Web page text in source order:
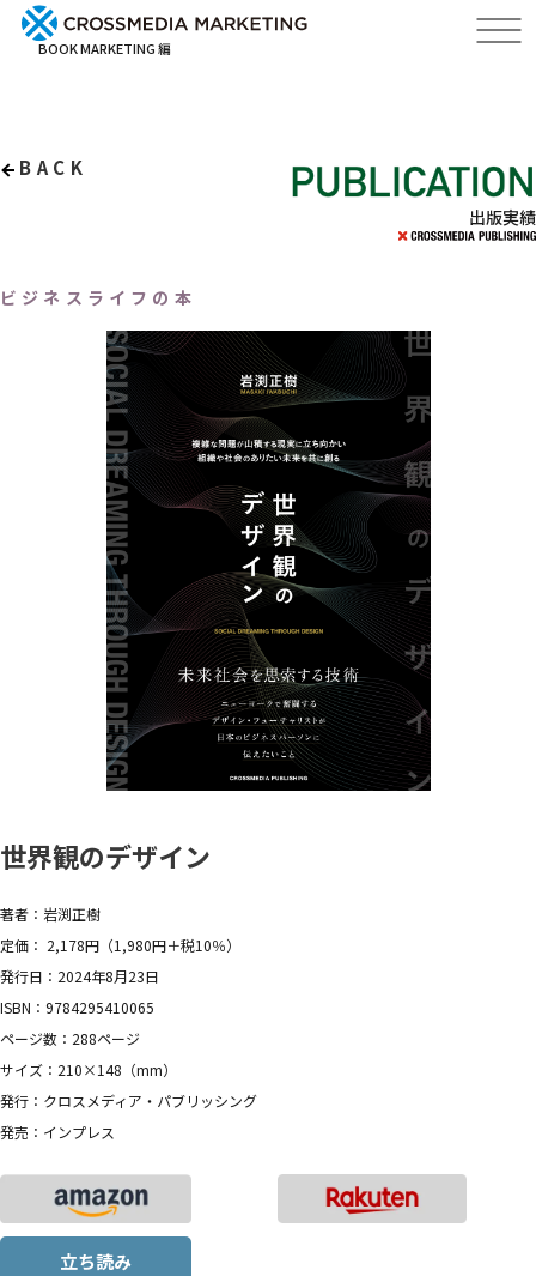
BOOK MARKETING 編
BACK
出版実績
ビジネスライフの本
世界観のデザイン
著者：岩渕正樹
定価： 2,178円（1,980円＋税10％）
発行日：2024年8月23日
ISBN：9784295410065
ページ数：288ページ
サイズ：210×148（mm）
発行：クロスメディア・パブリッシング
発売：インプレス
立ち読み